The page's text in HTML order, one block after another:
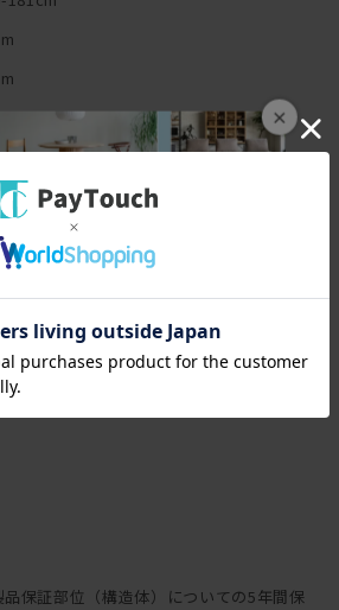
×
い。
なお部屋でも、
ュラルなお部屋でも、
っとあなたのお部屋にも合わせられるは
度ウレタン,ポケットコイルスプリング
体的にかため
ッションカバー取り外し可
ッシャブル
ドライクリーニング
保証部位（構造体）についての5年間保